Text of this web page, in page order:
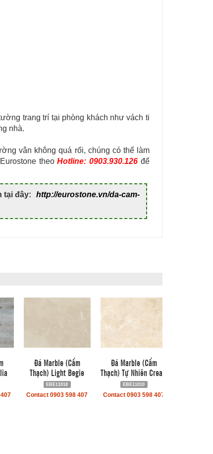
trang trí tại phòng khách như vách ti
nhà.
vân không quá rối, chúng có thể làm
theoHotline: 0903.930.126 để
tại đây:
http://eurostone.vn/da-cam-
Đá Marble (Cẩm
Thạch) Light Begie
EBE11018
Contact 0903 598 407
Đá Marble (Cẩm
Thạch) Tự Nhiên Cream
EBE11010
Contact 0903 598 407